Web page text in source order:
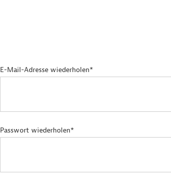
E-Mail-Adresse wiederholen*
Passwort wiederholen*